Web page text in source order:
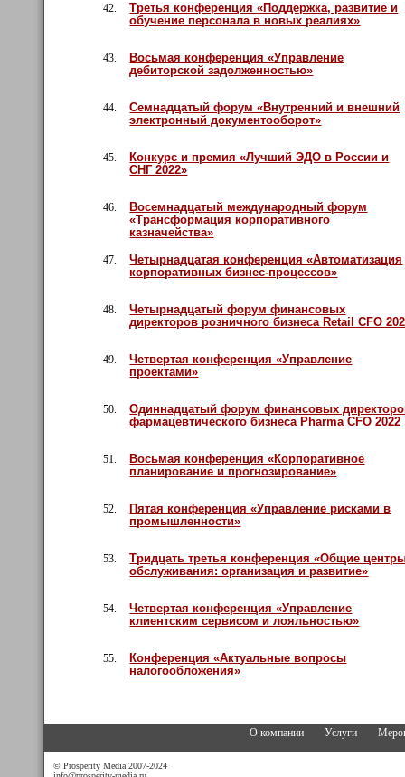
42.
Третья конференция «Поддержка, развитие и
обучение персонала в новых реалиях»
43.
Восьмая конференция «Управление
дебиторской задолженностью»
44.
Семнадцатый форум «Внутренний и внешний
электронный документооборот»
45.
Конкурс и премия «Лучший ЭДО в России и
СНГ 2022»
46.
Восемнадцатый международный форум
«Трансформация корпоративного
казначейства»
47.
Четырнадцатая конференция «Автоматизация
корпоративных бизнес-процессов»
48.
Четырнадцатый форум финансовых
директоров розничного бизнеса Retail CFO
49.
Четвертая конференция «Управление
проектами»
50.
Одиннадцатый форум финансовых
фармацевтического бизнеса Pharma CFO 2022
51.
Восьмая конференция «Корпоративное
планирование и прогнозирование»
52.
Пятая конференция «Управление рисками в
промышленности»
53.
Тридцать третья конференция «Общие
обслуживания: организация и развитие»
54.
Четвертая конференция «Управление
клиентским сервисом и лояльностью»
55.
Конференция «Актуальные вопросы
налогообложения»
О компании Услуги
© Prosperity Media 2007-2024